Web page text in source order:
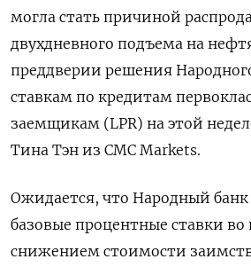
могла стать причиной
двухдневного подъема на
преддверии решения
ставкам по кредитам
заемщикам (LPR) на этой
Тина Тэн из CMC Markets.
Ожидается, что Народный
базовые процентные ставки во
снижением стоимости